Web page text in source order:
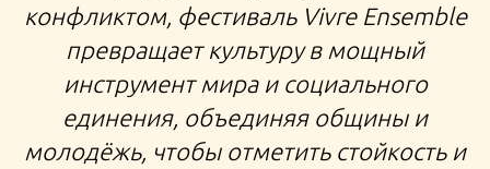
конфликтом, фестиваль Vivre Ensemble
превращает культуру в мощный
инструмент мира и социального
единения, объединяя общины и
молодёжь, чтобы отметить стойкость и